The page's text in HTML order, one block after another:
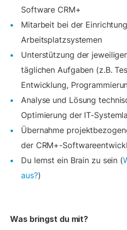
Software CRM+
Mitarbeit bei der
Arbeitsplatzsystemen
Unterstützung der
täglichen Aufgaben (z.B.
Entwicklung,
Analyse und Lösung
Optimierung der IT-
Übernahme
der CRM+-
Du lernst ein Brain zu sein (
aus?)
Was bringst du mit?